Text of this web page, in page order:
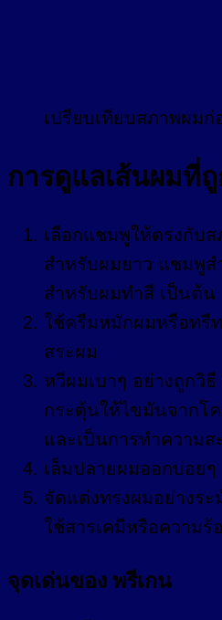
เปรียบเทียบสภาพผมก่
การดูแลเส้นผมที่
เลือกแชมพูให้ตรงกับ
สำหรับผมยาว แชมพู
สำหรับผมทำสี เป็นต้น
ใช้ครีมหมักผมหรือทรี
สระผม
หวีผมเบาๆ อย่างถูกวิ
กระตุ้นให้ไขมันจากโ
และเป็นการทำความส
เล็มปลายผมออกบ่อยๆ
จัดแต่งทรงผมอย่างระ
ใช้สารเคมีหรือความร้
จุดเด่นของ พรีเกน